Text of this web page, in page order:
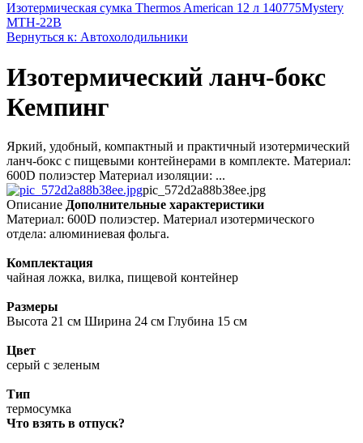
Изотермическая сумка Thermos American 12 л 140775Mystery
MTH-22B
Вернуться к: Автохолодильники
Изотермический ланч-бокс
Кемпинг
Яркий, удобный, компактный и практичный изотермический
ланч-бокс с пищевыми контейнерами в комплекте. Материал:
600D полиэстер Материал изоляции: ...
pic_572d2a88b38ee.jpg
Описание Дополнительные характеристики
Материал: 600D полиэстер. Материал изотермического
отдела: алюминиевая фольга.
Комплектация
чайная ложка, вилка, пищевой контейнер
Размеры
Высота 21 см Ширина 24 см Глубина 15 см
Цвет
серый с зеленым
Тип
термосумка
Что взять в отпуск?